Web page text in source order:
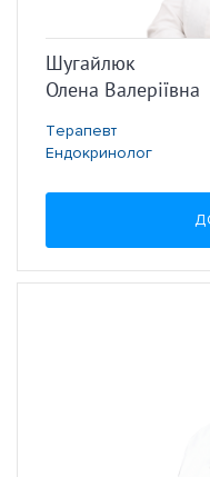
Шугайлюк
Олена Валеріївна
Терапевт
Ендокринолог